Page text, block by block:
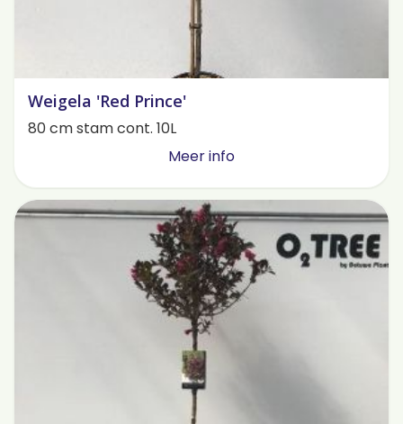
Weigela 'Red Prince'
80 cm stam cont. 10L
Meer info